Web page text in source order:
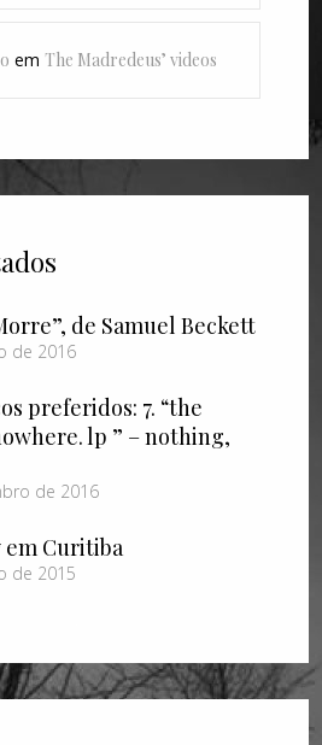
emThe Madredeus’ videos
de Samuel Beckett
de 2016
preferidos: 7. “the
lp ” – nothing​,​
de 2016
em Curitiba
de 2015